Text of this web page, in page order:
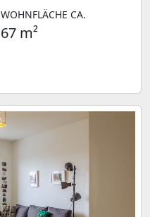
WOHNFLÄCHE CA.
67 m²